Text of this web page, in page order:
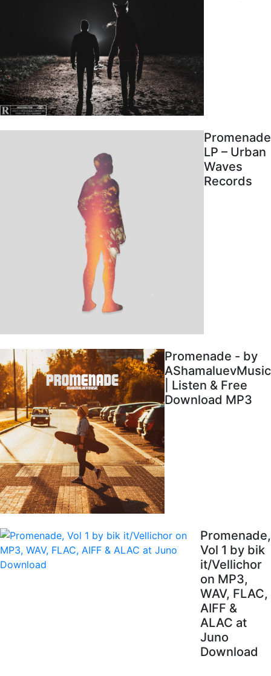
Promenade
LP – Urban
Waves
Records
Promenade - by
AShamaluevMusic
| Listen & Free
Download MP3
Promenade,
Vol 1 by bik
it/Vellichor
on MP3,
WAV, FLAC,
AIFF &
ALAC at
Juno
Download